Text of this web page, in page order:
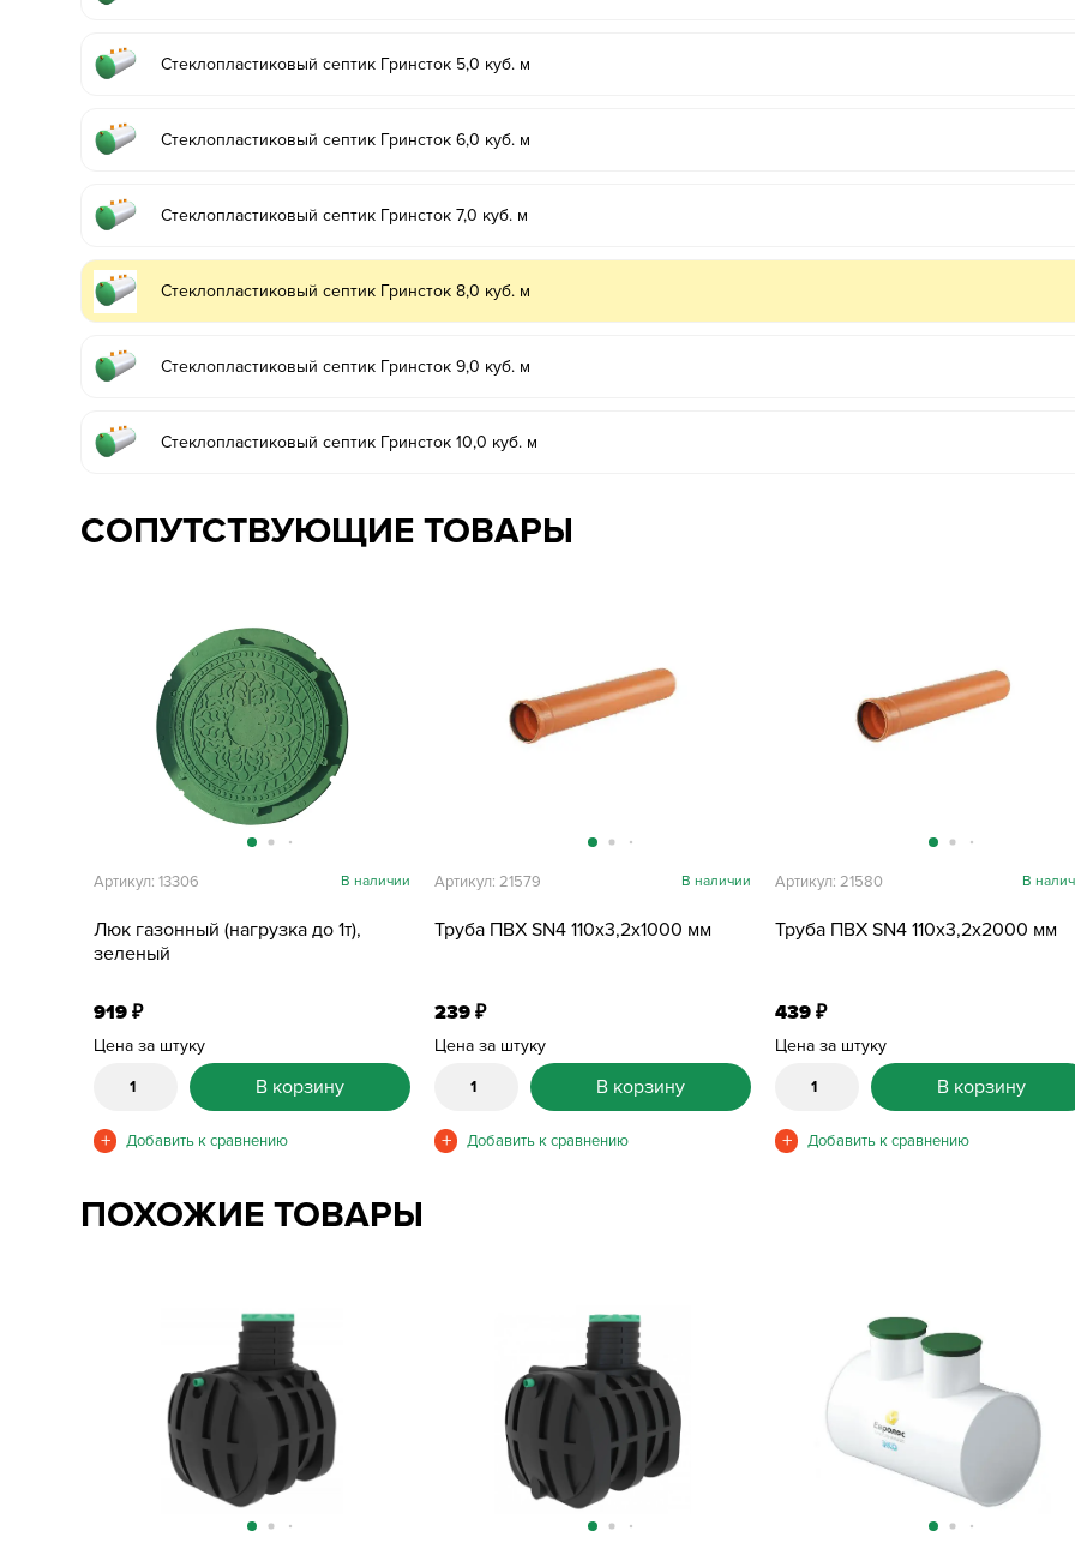
Стеклопластиковый септик Гринсток 5,0 куб. м
Стеклопластиковый септик Гринсток 6,0 куб. м
Стеклопластиковый септик Гринсток 7,0 куб. м
Стеклопластиковый септик Гринсток 8,0 куб. м
Стеклопластиковый септик Гринсток 9,0 куб. м
Стеклопластиковый септик Гринсток 10,0 куб. м
СОПУТСТВУЮЩИЕ ТОВАРЫ
Люк газонный (нагрузка до 1т),
зеленый
Артикул: 13306 В наличии
919₽
Цена за штуку
В корзину
Труба ПВХ SN4 110х3,2х1000 мм
Артикул: 21579 В наличии
239₽
Цена за штуку
В корзину
Труба ПВХ SN4 110х3,2х2000 мм
Артикул: 21580 В
439₽
Цена за штуку
В корзину
ПОХОЖИЕ ТОВАРЫ